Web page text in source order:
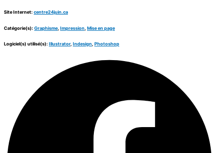
Site Internet: centre24juin.ca
Catégorie(s): Graphisme Impression Mise en page
Logiciel(s) utilisé(s): Illustrator, Indesign Photoshop